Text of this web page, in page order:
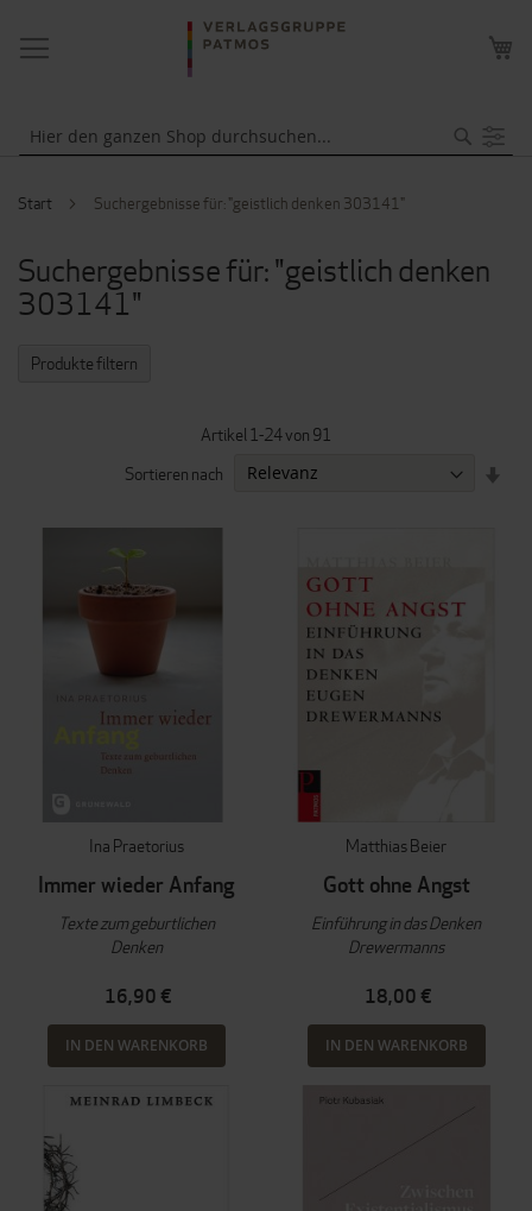
NAVIGATION
UMSCHALTEN
Start Suchergebnisse für: "geistlich denken 303141"
Suchergebnisse für: "geistlich denken
303141"
Artikel 1-24von 91
Sortieren nach
Ina Praetorius
Immer wieder Anfang
Texte zum geburtlichen
Denken
16,90 €
IN DEN WARENKORB
Matthias Beier
Gott ohne Angst
Einführung in das Denken
Drewermanns
18,00 €
IN DEN WARENKORB
Produkte filtern